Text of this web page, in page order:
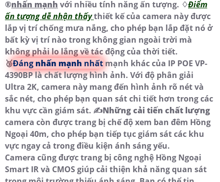
®️nhấn mạnh với nhiều tính năng ấn tượng. ♢Điểm
ấn tượng dễ nhận thấythiết kế của camera này được
lắp vị trí chống mưa nắng, cho phép bạn lắp đặt nó ở
bất kỳ vị trí nào trong không gian ngoài trời mà
không phải lo lắng về tác động của thời tiết.
🥉Đáng nhấn mạnh nhất mạnh khác của IP POE VP-
4390BP là chất lượng hình ảnh. Với độ phân giải
Ultra 2K, camera này mang đến hình ảnh rõ nét và
sắc nét, cho phép bạn quan sát chi tiết hơn trong các
khu vực cần giám sát. ✍️Những cải tiến chất lượng
camera còn được trang bị chế độ xem ban đêm Hồng
Ngoại 40m, cho phép bạn tiếp tục giám sát các khu
vực ngay cả trong điều kiện ánh sáng yếu.
Camera cũng được trang bị công nghệ Hồng Ngoại
Smart IR và CMOS giúp cải thiện khả năng quan sát